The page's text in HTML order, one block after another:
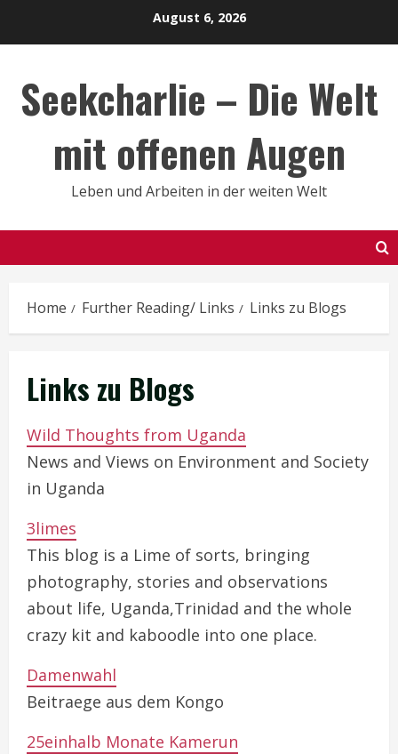
August 6, 2026
Seekcharlie – Die Welt
mit offenen Augen
Leben und Arbeiten in der weiten Welt
Home Further Reading/ Links Links zu Blogs
Links zu Blogs
Wild Thoughts from Uganda
News and Views on Environment and Society
in Uganda
3limes
This blog is a Lime of sorts, bringing
photography, stories and observations
about life, Uganda,Trinidad and the whole
crazy kit and kaboodle into one place.
Damenwahl
Beitraege aus dem Kongo
25einhalb Monate Kamerun